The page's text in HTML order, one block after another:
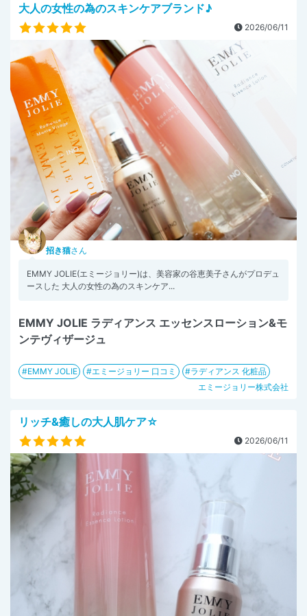
大人の女性の為のスキンケアブランド♪
2026/06/11
招き猫さん
EMMY JOLIE(エミージョリー)は、美容家の谷恵美子さんがプロデュ
ースした 大人の女性の為のスキンケア...
EMMY JOLIE ラディアンス エッセンスローション&モ
ンテヴィザージュ
EMMY JOLIE エミージョリー 口コミ
ラディアンス 化粧品
エミージョリー株式会社
リッチ&癒しの大人肌ケア☆
2026/06/11